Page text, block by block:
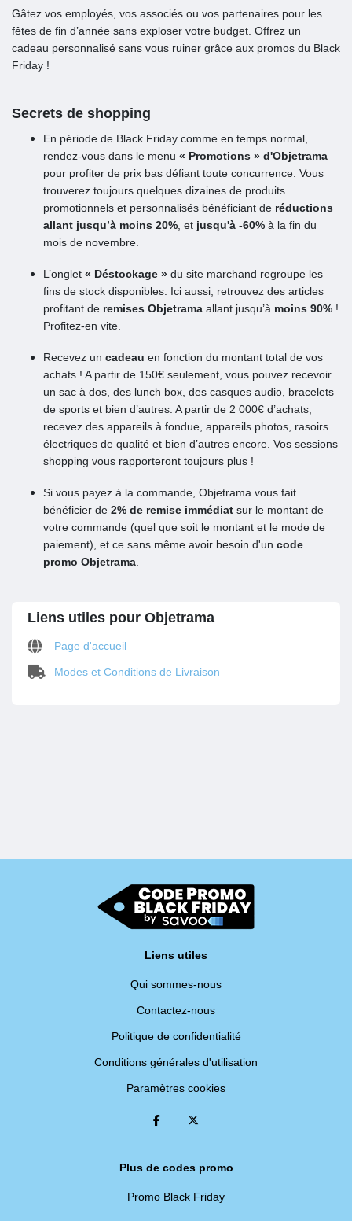
Gâtez vos employés, vos associés ou vos partenaires pour les
fêtes de fin d’année sans exploser votre budget. Offrez un
cadeau personnalisé sans vous ruiner grâce aux promos du Black
Friday !
Secrets de shopping
En période de Black Friday comme en temps normal,
rendez-vous dans le menu « Promotions » d'Objetrama
pour profiter de prix bas défiant toute concurrence. Vous
trouverez toujours quelques dizaines de produits
promotionnels et personnalisés bénéficiant de réductions
allant jusqu’à moins 20% , et jusqu'à -60% à la fin du
mois de novembre.
L’onglet « Déstockage » du site marchand regroupe les
fins de stock disponibles. Ici aussi, retrouvez des articles
profitant de remises Objetrama allant jusqu’à moins 90% !
Profitez-en vite.
Recevez un cadeau en fonction du montant total de vos
achats ! A partir de 150€ seulement, vous pouvez recevoir
un sac à dos, des lunch box, des casques audio, bracelets
de sports et bien d’autres. A partir de 2 000€ d’achats,
recevez des appareils à fondue, appareils photos, rasoirs
électriques de qualité et bien d’autres encore. Vos sessions
shopping vous rapporteront toujours plus !
Si vous payez à la commande, Objetrama vous fait
bénéficier de 2% de remise immédiat sur le montant de
votre commande (quel que soit le montant et le mode de
paiement), et ce sans même avoir besoin d'un code
promo Objetrama
Liens utiles pour Objetrama
Page d'accueil
Modes et Conditions de Livraison
Liens utiles
Qui sommes-nous
Contactez-nous
Politique de confidentialité
Conditions générales d'utilisation
Paramètres cookies
Plus de codes promo
Promo Black Friday